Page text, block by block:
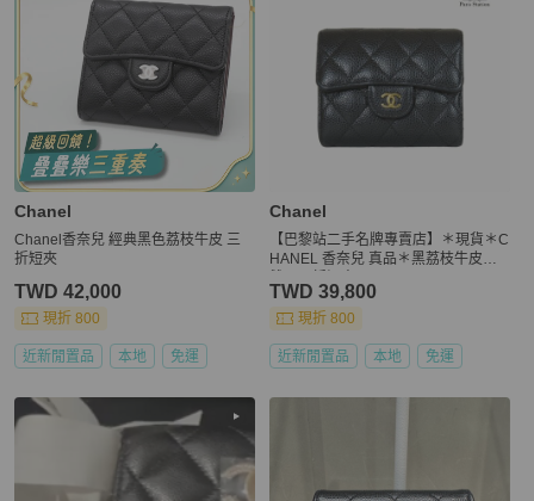
Chanel
Chanel香奈兒 經典黑色荔枝牛皮 三
折短夾
TWD 42,000
現折 800
近新閒置品 本地 免運
Chanel
【巴黎站二手名牌專賣店】＊現貨＊C
HANEL 香奈兒 真品＊黑荔枝牛皮金
TWD 39,800
現折 800
近新閒置品 本地 免運